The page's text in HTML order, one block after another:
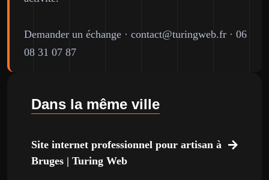
Demander un échange · contact@turingweb.fr · 06
08 31 07 87
Dans la même ville
Site internet professionnel pour artisan à
Bruges | Turing Web